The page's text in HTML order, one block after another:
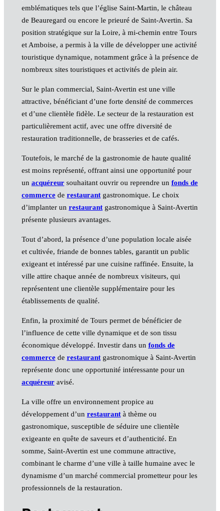
emblématiques tels que l’église Saint-Martin, le château
de Beauregard ou encore le prieuré de Saint-Avertin. Sa
position stratégique sur la Loire, à mi-chemin entre Tours
et Amboise, a permis à la ville de développer une activité
touristique dynamique, notamment grâce à la présence de
nombreux sites touristiques et activités de plein air.
Sur le plan commercial, Saint-Avertin est une ville
attractive, bénéficiant d’une forte densité de commerces
et d’une clientèle fidèle. Le secteur de la restauration est
particulièrement actif, avec une offre diversité de
restauration traditionnelle, de brasseries et de cafés.
Toutefois, le marché de la gastronomie de haute qualité
est moins représenté, offrant ainsi une opportunité pour
un acquéreursouhaitant ouvrir ou reprendre un fonds de
commercede restaurantgastronomique. Le choix
d’implanter un restaurantgastronomique à Saint-Avertin
présente plusieurs avantages.
Tout d’abord, la présence d’une population locale aisée
et cultivée, friande de bonnes tables, garantit un public
exigeant et intéressé par une cuisine raffinée. Ensuite, la
ville attire chaque année de nombreux visiteurs, qui
représentent une clientèle supplémentaire pour les
établissements de qualité.
Enfin, la proximité de Tours permet de bénéficier de
l’influence de cette ville dynamique et de son tissu
économique développé. Investir dans un fonds de
commercede restaurantgastronomique à Saint-Avertin
représente donc une opportunité intéressante pour un
acquéreuravisé.
La ville offre un environnement propice au
développement d’un restaurantà thème ou
gastronomique, susceptible de séduire une clientèle
exigeante en quête de saveurs et d’authenticité. En
somme, Saint-Avertin est une commune attractive,
combinant le charme d’une ville à taille humaine avec le
dynamisme d’un marché commercial prometteur pour les
professionnels de la restauration.